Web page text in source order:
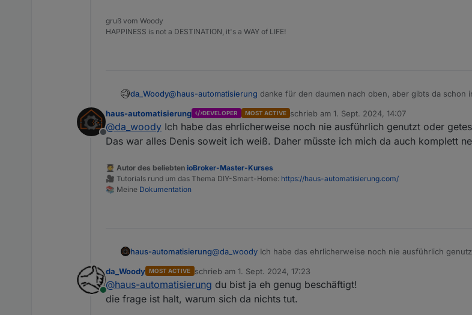
gruß vom Woody
HAPPINESS is not a DESTINATION, it's a WAY of LIFE!
da_Woody@haus-automatisierung danke für den daumen nach oben, aber gibts da schon
wurde heimlich, still und leise mal eingeführt, aber auf rückmeldungen wird
da ich weder mit blockly, noch mit js kann, war es für mich damit sehr einfach
heizung zu deaktivieren. bei geschlossen, wieder aktivieren.
Offline
haus-automatisierung DEVELOPER MOST ACTIVE schrieb am1. Sept. 2024, 14:07
zuletzt editiert von
@da_woody Ich habe das ehrlicherweise noch nie ausführlich genutzt oder
Das war alles Denis soweit ich weiß. Daher müsste ich mich da auch komplett
🧑‍🎓 Autor des beliebten ioBroker-Master-Kurses
🎥 Tutorials rund um das Thema DIY-Smart-Home: https://haus-automatisierung.com/
📚 Meine Dokumentation
haus-automatisierung@da_woody Ich habe das ehrlicherweise noch nie ausführlich
Online
da_Woody MOST ACTIVE schrieb am 1. Sept. 2024, 17:23
zuletzt editiert von
@haus-automatisierung du bist ja eh genug beschäftigt!
die frage ist halt, warum sich da nichts tut.